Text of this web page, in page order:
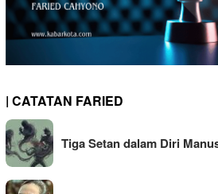
| CATATAN FARIED
Tiga Setan dalam Diri